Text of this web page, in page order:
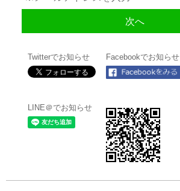
Twitterでお知らせ Facebookでお知らせ
LINE＠でお知らせ